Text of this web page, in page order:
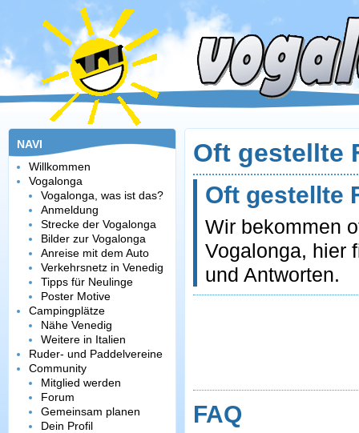
NAVI
Willkommen
Vogalonga
Vogalonga, was ist das?
Anmeldung
Strecke der Vogalonga
Bilder zur Vogalonga
Anreise mit dem Auto
Verkehrsnetz in Venedig
Tipps für Neulinge
Poster Motive
Campingplätze
Nähe Venedig
Weitere in Italien
Ruder- und Paddelvereine
Community
Mitglied werden
Forum
Gemeinsam planen
Dein Profil
Oft gestellte
Oft gestellte
Wir bekommen
Vogalonga, hier
und Antworten.
FAQ